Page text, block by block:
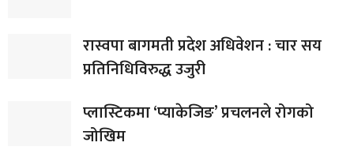
रास्वपा बागमती प्रदेश अधिवेशन : चार सय
प्रतिनिधिविरुद्ध उजुरी
प्लास्टिकमा ‘प्याकेजिङ’ प्रचलनले रोगको
जोखिम